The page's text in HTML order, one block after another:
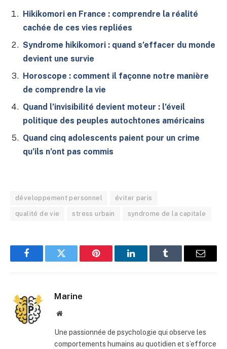
Hikikomori en France : comprendre la réalité
cachée de ces vies repliées
Syndrome hikikomori : quand s’effacer du monde
devient une survie
Horoscope : comment il façonne notre manière
de comprendre la vie
Quand l’invisibilité devient moteur : l’éveil
politique des peuples autochtones américains
Quand cinq adolescents paient pour un crime
qu’ils n’ont pas commis
développement personnel éviter paris
qualité de vie stress urbain syndrome de la capitale
FacebookTwitter Pinterest LinkedInTumblr
E-
Marine
Site
Une passionnée de psychologie qui observe les
comportements humains au quotidien et s’efforce